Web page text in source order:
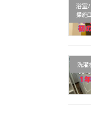
浴室
掃施
洗濯